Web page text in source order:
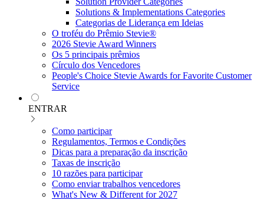
Solutions & Implementations Categories
Categorias de Liderança em Ideias
O troféu do Prêmio Stevie®
2026 Stevie Award Winners
Os 5 principais prêmios
Círculo dos Vencedores
People's Choice Stevie Awards for Favorite Customer
Service
ENTRAR
Como participar
Regulamentos, Termos e Condições
Dicas para a preparação da inscrição
Taxas de inscrição
10 razões para participar
Como enviar trabalhos vencedores
What's New & Different for 2027